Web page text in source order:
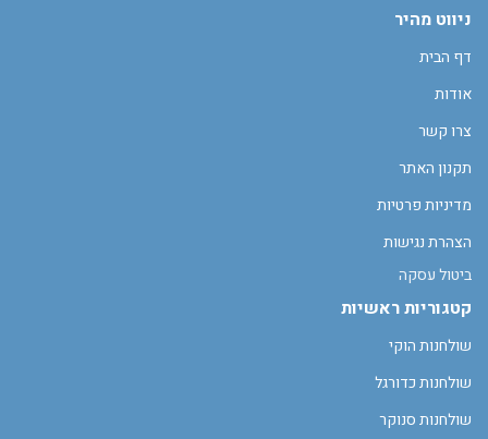
ניווט מהיר
דף הבית
אודות
צרו קשר
תקנון האתר
מדיניות פרטיות
הצהרת נגישות
ביטול עסקה
קטגוריות ראשיות
שולחנות הוקי
שולחנות כדורגל
שולחנות סנוקר